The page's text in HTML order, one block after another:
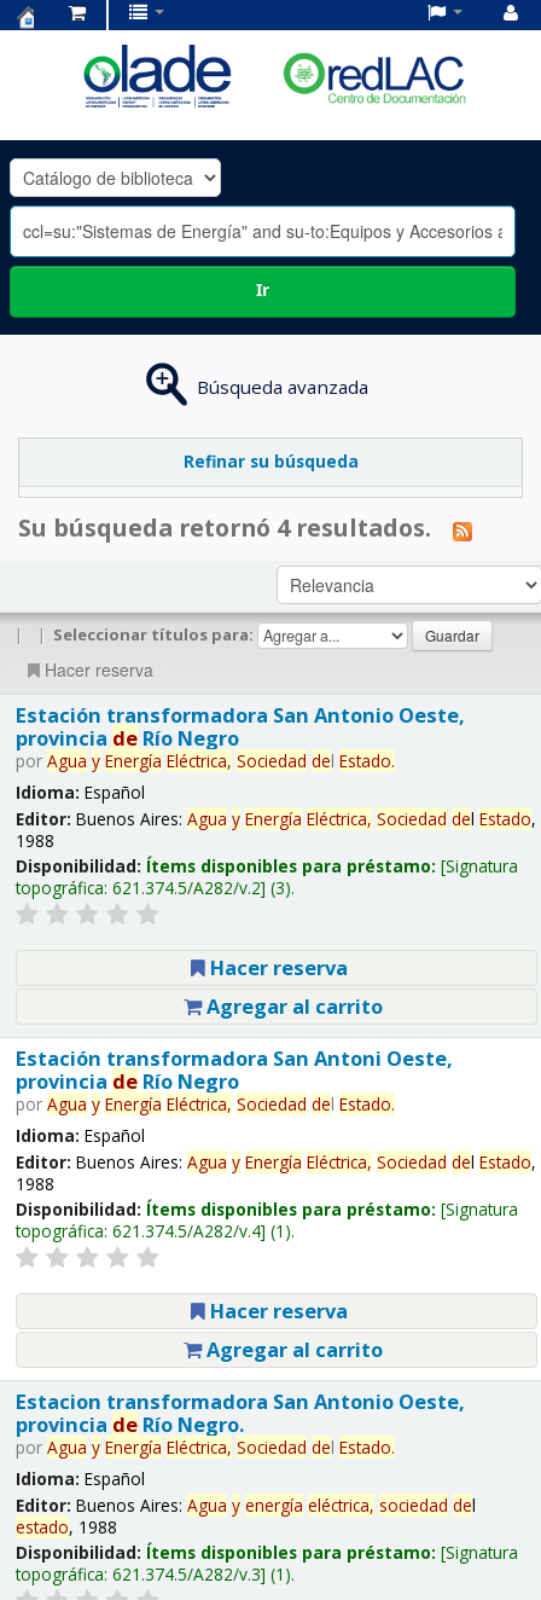
OLADE
-
Ir
Búsqueda avanzada
Refinar su búsqueda
Su búsqueda retornó 4 resultados.
| | Seleccionar títulos para:
Hacer reserva
Estación transformadora San Antonio Oeste,
provincia deRío Negro
por Agua y Energía Eléctrica, Sociedad del Estado.
Idioma: Español
Editor: Buenos Aires: Agua y Energía Eléctrica, Sociedad del Estado,
1988
Disponibilidad: Ítems disponibles para préstamo: Signatura
topográfica: 621.374.5/A282/v.2 (3).
Hacer reserva
Agregar al carrito
Estación transformadora San Antoni Oeste,
provincia deRío Negro
por Agua y Energía Eléctrica, Sociedad del Estado.
Idioma: Español
Editor: Buenos Aires: Agua y Energía Eléctrica, Sociedad del Estado,
1988
Disponibilidad: Ítems disponibles para préstamo: Signatura
topográfica: 621.374.5/A282/v.4 (1).
Hacer reserva
Agregar al carrito
Estacion transformadora San Antonio Oeste,
provincia deRío Negro.
por Agua y Energía Eléctrica, Sociedad del Estado.
Idioma: Español
Editor: Buenos Aires: Agua y energía eléctrica, sociedad del
estado, 1988
Disponibilidad: Ítems disponibles para préstamo: Signatura
topográfica: 621.374.5/A282/v.3 (1).